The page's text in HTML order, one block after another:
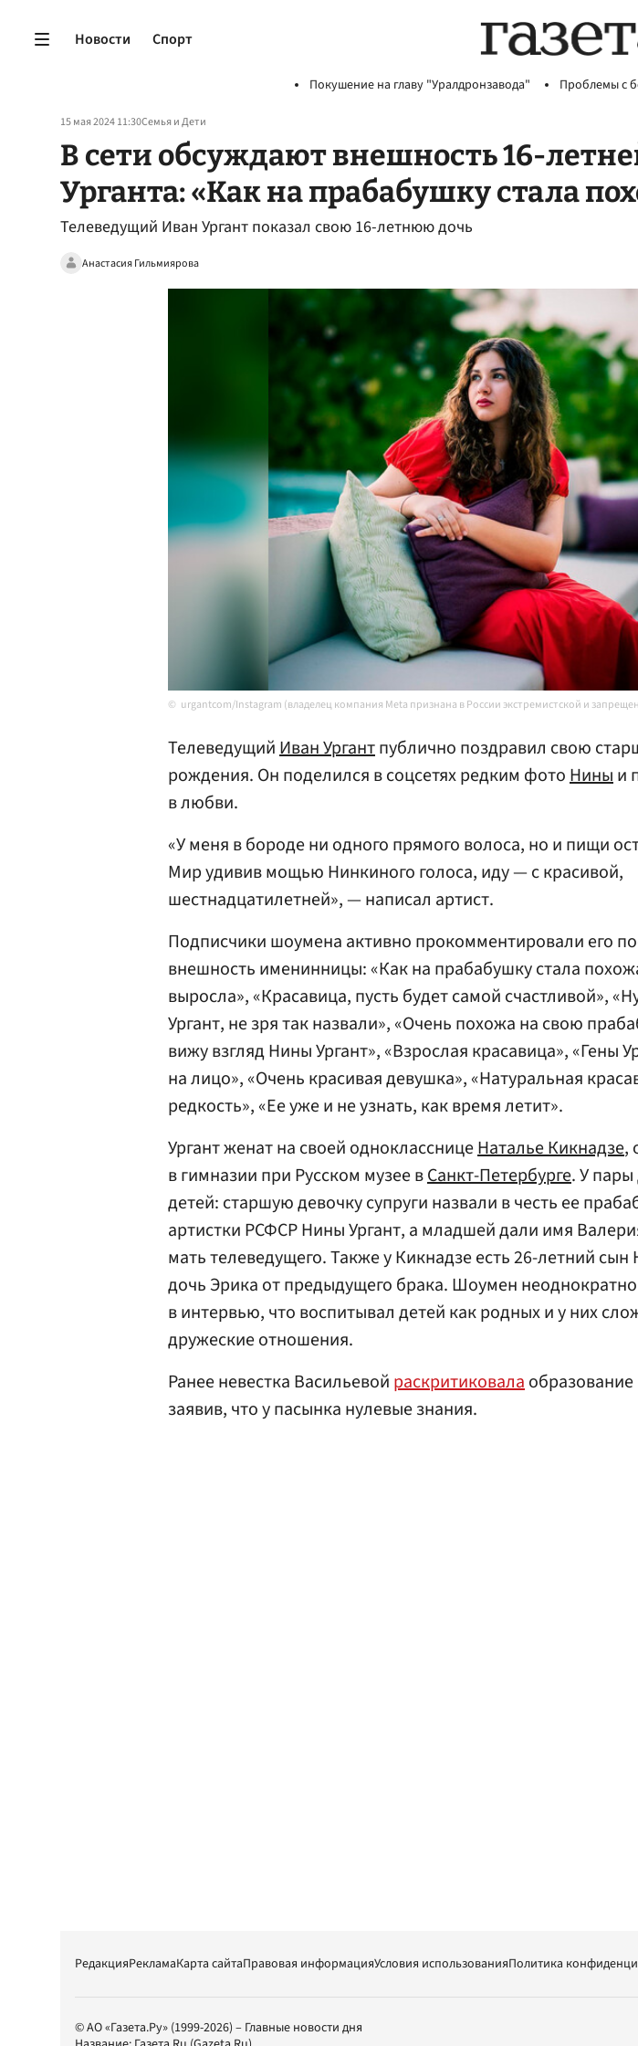
Новости Спорт
Покушение на главу "Уралдронзавода" Проблемы с
15 мая 2024 11:30Семья и Дети
В сети обсуждают внешность 16-
Урганта: «Как на прабабушку стала
Телеведущий Иван Ургант показал свою 16-летнюю дочь
Анастасия Гильмиярова
urgantcom/Instagram (владелец компания Meta признана в России экстремистской и
ТелеведущийИван Ургантпублично поздравил свою
рождения. Он поделился в соцсетях редким фотоНиныи
в любви.
«У меня в бороде ни одного прямого волоса, но и пищи
Мир удивив мощью Нинкиного голоса, иду — с красивой,
шестнадцатилетней», — написал артист.
Подписчики шоумена активно прокомментировали его
внешность именинницы: «Как на прабабушку стала
выросла», «Красавица, пусть будет самой счастливой»,
Ургант, не зря так назвали», «Очень похожа на свою
вижу взгляд Нины Ургант», «Взрослая красавица», «Гены
на лицо», «Очень красивая девушка», «Натуральная
редкость», «Ее уже и не узнать, как время летит».
Ургант женат на своей одноклассницеНаталье Кикнадзе,
в гимназии при Русском музее вСанкт-Петербурге. У
детей: старшую девочку супруги назвали в честь ее
артистки РСФСР Нины Ургант, а младшей дали имя
мать телеведущего. Также у Кикнадзе есть 26-летний сын
дочь Эрика от предыдущего брака. Шоумен
в интервью, что воспитывал детей как родных и у них
дружеские отношения.
Ранее невестка Васильевой раскритиковала
заявив, что у пасынка нулевые знания.
РедакцияРекламаКарта сайтаПравовая информацияУсловия использованияПолитика
© АО «Газета.Ру» (1999-2026) – Главные новости дня